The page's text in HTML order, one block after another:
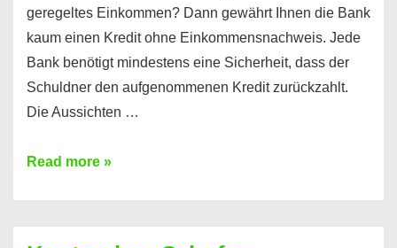
geregeltes Einkommen? Dann gewährt Ihnen die Bank
kaum einen Kredit ohne Einkommensnachweis. Jede
Bank benötigt mindestens eine Sicherheit, dass der
Schuldner den aufgenommenen Kredit zurückzahlt.
Die Aussichten …
Mit
Read more »